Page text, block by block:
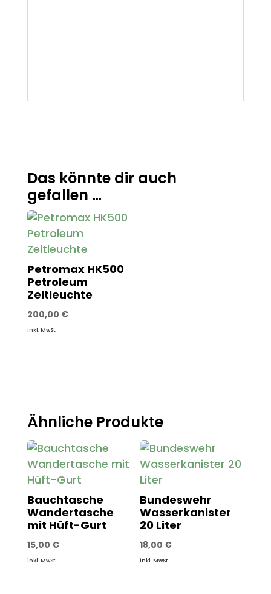
Das könnte dir auch
gefallen …
Petromax HK500
Petroleum
Zeltleuchte
200,00 €
inkl. MwSt.
Ähnliche Produkte
Bauchtasche
Wandertasche
mit Hüft-Gurt
15,00 €
inkl. MwSt.
Bundeswehr
Wasserkanister
20 Liter
18,00 €
inkl. MwSt.